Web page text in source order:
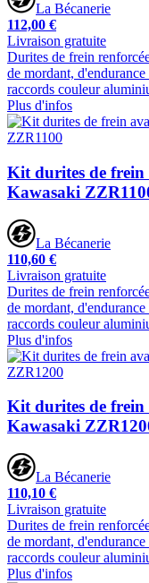
La Bécanerie
112,00 €
Livraison gratuite
Durites de frein
de mordant,
raccords couleur
Plus d'infos
Kit durites de
Kawasaki
La Bécanerie
110,60 €
Livraison gratuite
Durites de frein
de mordant,
raccords couleur
Plus d'infos
Kit durites de
Kawasaki
La Bécanerie
110,10 €
Livraison gratuite
Durites de frein
de mordant,
raccords couleur
Plus d'infos